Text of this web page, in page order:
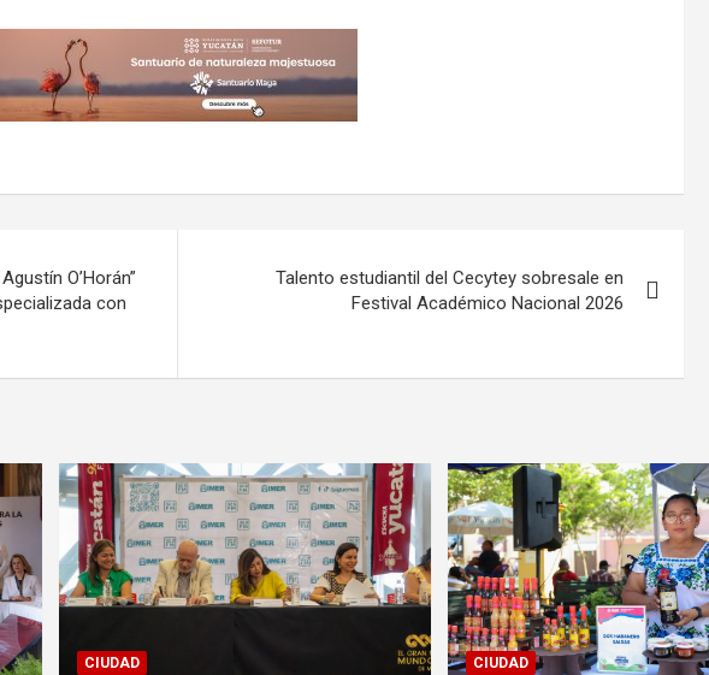
O’Horán”
con
Talento estudiantil del Cecytey sobresale en
Festival Académico Nacional 2026
CIUDAD CIUDAD